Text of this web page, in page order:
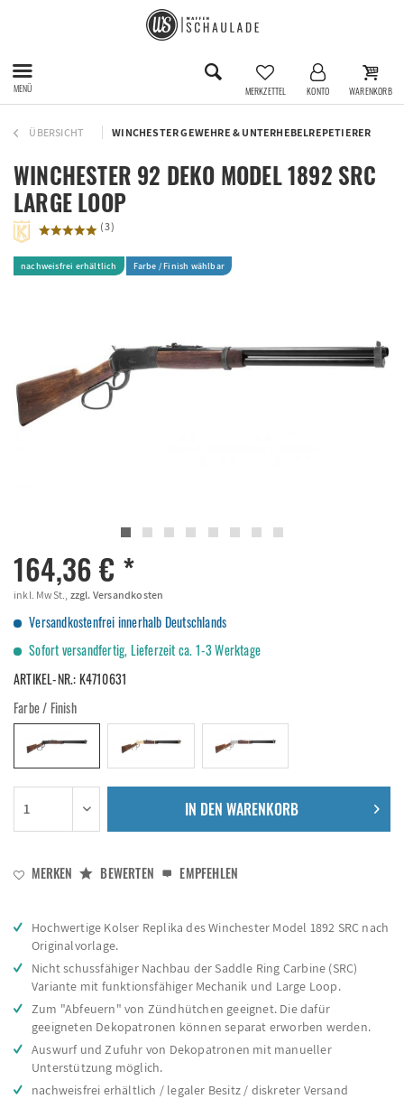
MENÜ MERKZETTEL KONTO WARENKORB
ÜBERSICHT WINCHESTER GEWEHRE & UNTERHEBELREPETIERER
WINCHESTER 92 DEKO MODEL 1892 SRC
LARGE LOOP
(3)
nachweisfrei erhältlich Farbe / Finish wählbar
164,36 € *
inkl. MwSt., zzgl. Versandkosten
Versandkostenfrei innerhalb Deutschlands
Sofort versandfertig, Lieferzeit ca. 1-3 Werktage
ARTIKEL-NR.:K4710631
Farbe / Finish
IN DEN WARENKORB
MERKEN BEWERTEN EMPFEHLEN
Hochwertige Kolser Replika des Winchester Model 1892 SRC nach
Originalvorlage.
Nicht schussfähiger Nachbau der Saddle Ring Carbine (SRC)
Variante mit funktionsfähiger Mechanik und Large Loop.
Zum "Abfeuern" von Zündhütchen geeignet. Die dafür
geeigneten Dekopatronen können separat erworben werden.
Auswurf und Zufuhr von Dekopatronen mit manueller
Unterstützung möglich.
nachweisfrei erhältlich / legaler Besitz / diskreter Versand